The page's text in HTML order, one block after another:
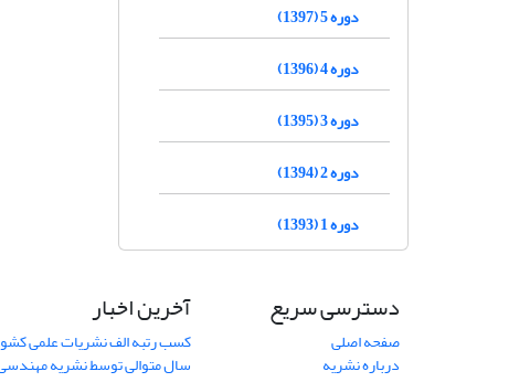
دوره 5 (1397)
دوره 4 (1396)
دوره 3 (1395)
دوره 2 (1394)
دوره 1 (1393)
دسترسی سریع
صفحه اصلی
درباره نشریه
آخرین اخبار
کسب رتبه الف نشریات علمی
سال متوالی توسط نشریه